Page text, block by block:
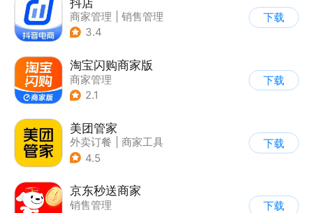
商家管理
销售管理
3.4
下载
淘宝闪购商家版
商家管理
2.1
下载
美团管家
外卖订餐
商家工具
4.5
下载
京东秒送商家
销售管理
下载